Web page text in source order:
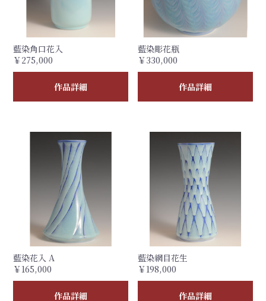
藍染角口花入
￥275,000
作品詳細
藍染彫花瓶
￥330,000
作品詳細
藍染花入 A
￥165,000
作品詳細
藍染網目花生
￥198,000
作品詳細